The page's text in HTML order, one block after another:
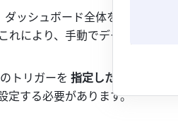
ッシュボード全体を画像と
により、手動でデータを共
トリガーを 指定した時刻に
定する必要があります。